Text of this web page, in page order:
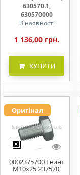
630570.1,
630570000
В наявності
1 136,00 грн.
КУПИТИ
Оригінал
0002375700 Гвинт
M10x25 237570,